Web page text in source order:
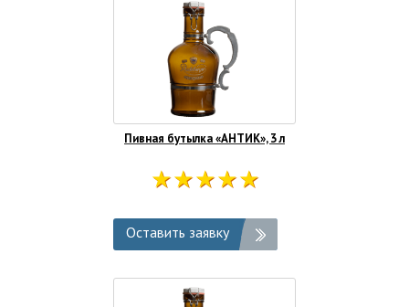
Пивная бутылка «АНТИК», 3 л
Оставить заявку